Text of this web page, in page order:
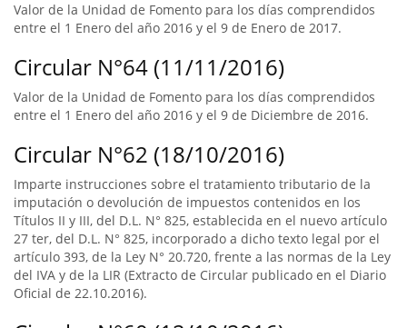
Valor de la Unidad de Fomento para los días comprendidos
entre el 1 Enero del año 2016 y el 9 de Enero de 2017.
Circular N°64 (11/11/2016)
Valor de la Unidad de Fomento para los días comprendidos
entre el 1 Enero del año 2016 y el 9 de Diciembre de 2016.
Circular N°62 (18/10/2016)
Imparte instrucciones sobre el tratamiento tributario de la
imputación o devolución de impuestos contenidos en los
Títulos II y III, del D.L. N° 825, establecida en el nuevo artículo
27 ter, del D.L. N° 825, incorporado a dicho texto legal por el
artículo 393, de la Ley N° 20.720, frente a las normas de la Ley
del IVA y de la LIR (Extracto de Circular publicado en el Diario
Oficial de 22.10.2016).